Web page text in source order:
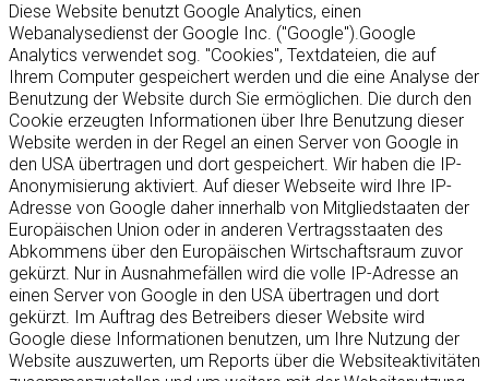
Diese Website benutzt Google Analytics, einen
Webanalysedienst der Google Inc. ("Google").Google
Analytics verwendet sog. "Cookies", Textdateien, die auf
Ihrem Computer gespeichert werden und die eine Analyse der
Benutzung der Website durch Sie ermöglichen. Die durch den
Cookie erzeugten Informationen über Ihre Benutzung dieser
Website werden in der Regel an einen Server von Google in
den USA übertragen und dort gespeichert. Wir haben die IP-
Anonymisierung aktiviert. Auf dieser Webseite wird Ihre IP-
Adresse von Google daher innerhalb von Mitgliedstaaten der
Europäischen Union oder in anderen Vertragsstaaten des
Abkommens über den Europäischen Wirtschaftsraum zuvor
gekürzt. Nur in Ausnahmefällen wird die volle IP-Adresse an
einen Server von Google in den USA übertragen und dort
gekürzt. Im Auftrag des Betreibers dieser Website wird
Google diese Informationen benutzen, um Ihre Nutzung der
Website auszuwerten, um Reports über die Websiteaktivitäten